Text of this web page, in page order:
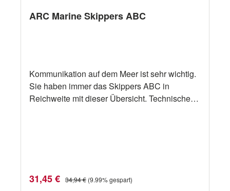
ARC Marine Skippers ABC
Kommunikation auf dem Meer ist sehr wichtig.
Sie haben immer das Skippers ABC in
Reichweite mit dieser Übersicht. Technische
Verkaufspreis:
31,45 € Regulärer Preis:
34,94 € (9.99% gespart)